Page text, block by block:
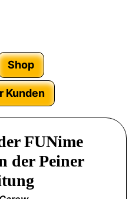
Shop
Kunden
FUNime
der Peiner